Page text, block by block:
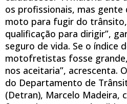
os profissionais, mas gente
moto para fugir do
qualificação para dirigir”,
seguro de vida. Se o índice
motofretistas fosse
nos aceitaria”, acrescenta.
do Departamento de
(Detran), Marcelo Madeira,